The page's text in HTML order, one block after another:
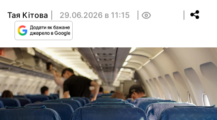
Тая Кітова 29.06.2026 в 11:15